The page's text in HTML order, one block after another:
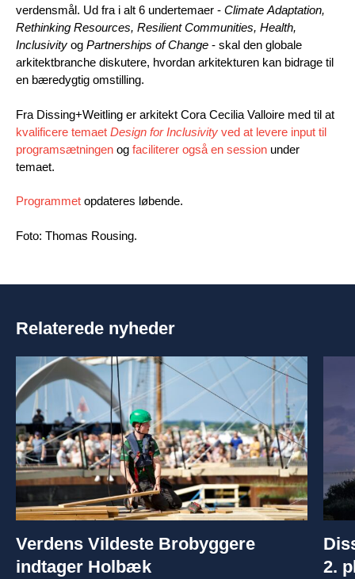
verdensmål. Ud fra i alt 6 undertemaer - Climate Adaptation,
Rethinking Resources, Resilient Communities, Health,
Inclusivity og Partnerships of Change - skal den globale
arkitektbranche diskutere, hvordan arkitekturen kan bidrage til
en bæredygtig omstilling.
Fra Dissing+Weitling er arkitekt Cora Cecilia Valloire med til at
kvalificere temaet Design for Inclusivity ved at levere input til
programsætningen og faciliterer også en session under
temaet.
Programmet opdateres løbende.
Foto: Thomas Rousing.
Relaterede nyheder
Verdens Vildeste Brobyggere
indtager Holbæk
2.